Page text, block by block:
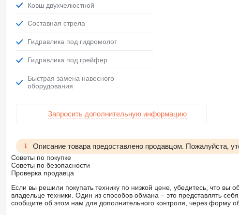
Ковш двухчелюстной
Составная стрела
Гидравлика под гидромолот
Гидравлика под грейфер
Быстрая замена навесного
оборудования
Запросить дополнительную информацию
Описание товара предоставлено продавцом. Пожалуйста,
Советы по покупке
Советы по безопасности
Проверка продавца
Если вы решили покупать технику по низкой цене, убедитесь, что
владельце техники. Один из способов обмана – это представлять
сообщите об этом нам для дополнительного контроля, через форму